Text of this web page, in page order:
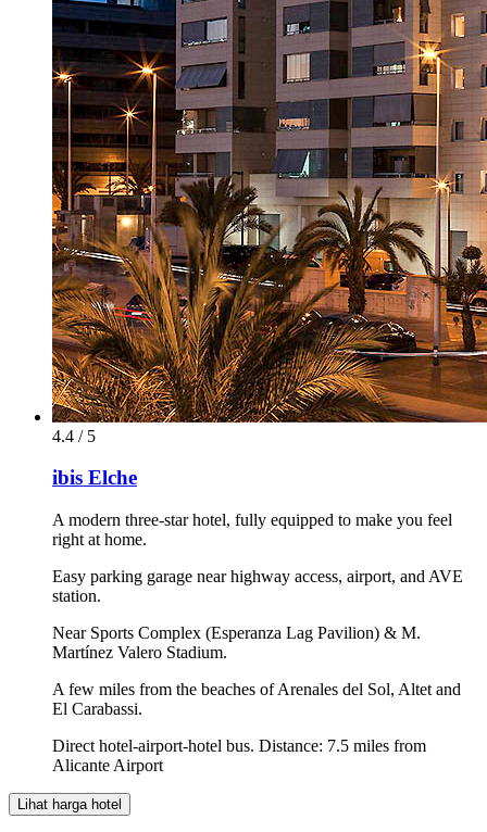
4.4 / 5
ibis Elche
A modern three-star hotel, fully equipped to make you feel
right at home.
Easy parking garage near highway access, airport, and AVE
station.
Near Sports Complex (Esperanza Lag Pavilion) & M.
Martínez Valero Stadium.
A few miles from the beaches of Arenales del Sol, Altet and
El Carabassi.
Direct hotel-airport-hotel bus. Distance: 7.5 miles from
Alicante Airport
Lihat harga hotel